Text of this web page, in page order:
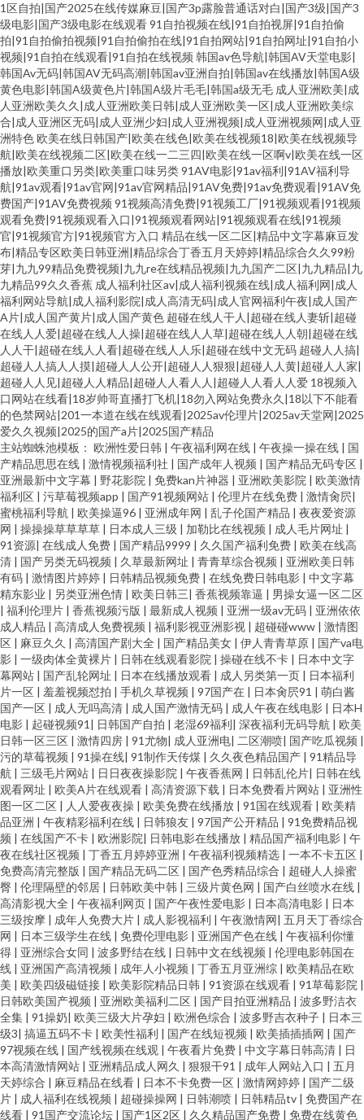
1区自拍|国产2025在线传媒麻豆|国产3p露脸普通话对白|国产3级|国产3
级电影|国产3级电影在线观看91自拍视频在线|91自拍视屏|91自拍偷
拍|91自拍偷拍视频|91自拍偷拍在线|91自拍网站|91自拍网址|91自拍小
视频|91自拍在线观看|91自拍在线视频 韩国av色导航|韩国AV天堂电影|
韩国Av无码|韩国AV无码高潮|韩国av亚洲自拍|韩国av在线播放|韩国A级
黄色电影|韩国A级黄色片|韩国A级片毛毛|韩国a级无毛 成人亚洲欧美|成
人亚洲欧美久久|成人亚洲欧美日韩|成人亚洲欧美一区|成人亚洲欧美综
合|成人亚洲区无码|成人亚洲少妇|成人亚洲视频|成人亚洲视频网|成人亚
洲特色欧美在线日韩国产|欧美在线色|欧美在线视频18|欧美在线视频导
航|欧美在线视频二区|欧美在线一二三四|欧美在线一区啊v|欧美在线一区
播放|欧美重口另类|欧美重口味另类91AV电影|91av福利|91AV福利导
航|91av观看|91av官网|91av官网精品|91AV免费|91av免费观看|91AV免
费国产|91AV免费视频 91视频高清免费|91视频工厂|91视频观看|91视频
观看免费|91视频观看入口|91视频观看网站|91视频观看在线|91视频
官|91视频官方|91视频官方入口 精品在线一区二区|精品中文字幕麻豆发
布|精品专区欧美日韩亚洲|精品综合丁香五月天婷婷|精品综合久久99粉
芽|九九99精品免费视频|九九re在线精品视频|九九国产二区|九九精品|九
九精品99久久香蕉 成人福利社区av|成人福利视频在线|成人福利网|成人
福利网站导航|成人福利影院|成人高清无码|成人官网福利午夜|成人国产
A片|成人国产黄片|成人国产黄色 超碰在线人干人|超碰在线人妻斩|超碰
在线人人爱|超碰在线人人操|超碰在线人人草|超碰在线人人朝|超碰在线
人人干|超碰在线人人看|超碰在线人人乐|超碰在线中文无码 超碰人人搞|
超碰人人搞人人摸|超碰人人公开|超碰人人狠狠|超碰人人黄|超碰人人家|
超碰人人见|超碰人人精品|超碰人人看人人|超碰人人看人人爱 18视频入
口网站在线看|18岁帅哥直播打飞机|18勿入网站免费永久|18以下不能看
的色禁网站|201一本道在线在线观看|2025av伦理片|2025av天堂网|2025
爱久久视频|2025的国产a片|2025国产精品
主站蜘蛛池模板： 欧洲性爱日韩 | 午夜福利网在线 | 午夜操一操在线 | 国
产精品思思在线 | 激情视频福利社 | 国产成年人视频 | 国产精品无码专区 |
亚洲最新中文字幕 | 野花影院 | 免费kan片神器 | 亚洲欧美影院 | 欧美激情
福利区 | 污草莓视频app | 国产91视频网站 | 伦理片在线免费 | 激情肏屄|
蜜桃福利导航 | 欧美操逼96 | 亚洲成年网 | 乱子伦国产精品 | 夜夜爱资源
网 | 操操操草草草草 | 日本成人三级 | 加勒比在线视频 | 成人毛片网址 |
91资源| 在线成人免费 | 国产精品9999 | 久久国产福利免费 | 欧美在线高
清 | 国产另类无码视频 | 久草最新网址 | 青青草综合视频 | 亚洲欧美日韩
有码 | 激情图片婷婷 | 日韩精品视频免费 | 在线免费日韩电影 | 中文字幕
精东影业 | 另类亚洲色情 | 欧美日韩三| 香蕉视频靠逼 | 男操女逼一区二区
| 福利伦理片 | 香蕉视频污版 | 最新成人视频 | 亚洲一级av无码 | 亚洲依依
成人精品 | 高清成人免费视频 | 福利影视亚洲影视 | 超碰碰www | 激情图
区 | 麻豆久久 | 高清国产剧大全 | 国产精品美女 | 伊人青青草原 | 国产va电
影 | 一级肉体全黄裸片 | 日韩在线观看影院 | 操碰在线不卡 | 日本中文字
幕网站 | 国产乱轮网址 | 日本在线播放观看 | 成人另类第一页 | 日本福利
片一区 | 羞羞视频怼拍 | 手机久草视频 | 97国产在 | 日本肏屄91 | 萌白酱
国产一区 | 成人无吗高清 | 成人国产激情无码 | 成人午夜在线电影 | 日本H
电影 | 起碰视频91 | 日韩国产自拍 | 老湿69福利| 深夜福利无码导航 | 欧美
日韩一区三区 | 激情四房 | 91尤物| 成人亚洲电| 二区潮喷| 国产吃瓜视频 |
污的草莓视频 | 91操在线| 91制作天传煤 | 久久夜色精品国产 | 91精品导
航 | 三级毛片网站 | 日日夜夜操影院 | 午夜香蕉网 | 日韩乱伦片| 日韩在线
观看网址 | 欧美A片在线观看 | 高清资源下载 | 日本免费看片网站 | 亚洲性
图一区二区 | 人人爱夜夜操 | 欧美免费在线播放 | 91国在线观看 | 欧美精
品亚洲 | 午夜精彩福利在线 | 日韩狼友 | 97国产公开精品 | 91免费精品视
频 | 在线国产不卡 | 欧洲影院| 日韩电影在线播放 | 精品国产福利电影 | 午
夜在线社区视频 | 丁香五月婷婷亚洲 | 午夜福利视频精选 | 一本不卡五区 |
免费高清完整版 | 国产精品无码二区 | 国产色秀精品综合 | 超碰人人操蜜
臀 | 伦理隔壁的邻居 | 日韩欧美中韩 | 三级片黄色网 | 国产白丝喷水在线 |
高清影视大全 | 午夜福利网页 | 国产午夜性爱电影 | 日本高清电影 | 日本
三级按摩 | 成年人免费大片 | 成人影视福利 | 午夜激情网| 五月天丁香综合
网 | 日本三级学生在线 | 免费伦理电影 | 亚洲国产色在线 | 午夜福利你懂
得 | 亚洲综合女同 | 波多野结在线 | 日韩中文在线视频 | 伦理电影韩国在
线 | 亚洲国产高清视频 | 成年人小视频 | 丁香五月亚洲综 | 欧美精品在欧
美 | 欧美四级磁链接 | 欧美影院精品日韩 | 91资源在线观看 | 91草莓影院 |
日韩欧美国产视频 | 亚洲欧美福利二区 | 国产目拍亚洲精品 | 波多野洁衣
全集 | 91操奶| 欧美三级大片孕妇 | 欧洲色综合 | 波多野吉衣种子 | 日本三
级3| 搞逼五码不卡 | 欧美性福利 | 国产在线短视频 | 欧美插插插网 | 国产
97视频在线 | 国产线视频在线观 | 午夜看片免费 | 中文字幕日韩高清 | 日
本高清激情网站 | 亚洲精品成人网久 | 狠狠干91 | 成年人网站入口 | 五月
天婷综合 | 麻豆精品在线看 | 日本不卡免费一区 | 激情网婷婷 | 国产二级
片 | 成人福利在线视频 | 超碰操操网 | 日韩潮喷 | 日韩精品tv | 免费国产在
线看 | 91国产交流论坛 | 国产1区2区 | 久久精品国产免费 | 免费在线黄色